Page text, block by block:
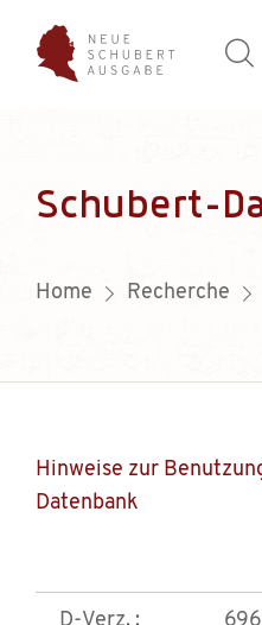
Schubert-
Home Recherche
Hinweise zur
Datenbank